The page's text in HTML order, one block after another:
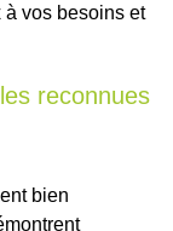
vos besoins et
reconnues
bien